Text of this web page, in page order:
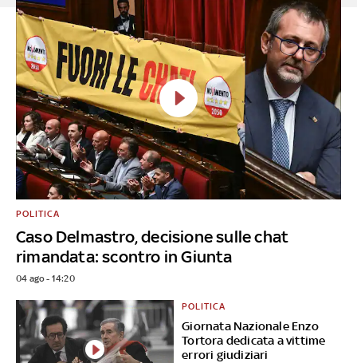
Caso Delmastro, decisione sulle chat
rimandata: scontro in Giunta
POLITICA
04 ago - 14:20
Giornata Nazionale Enzo
Tortora dedicata a vittime
errori giudiziari
POLITICA